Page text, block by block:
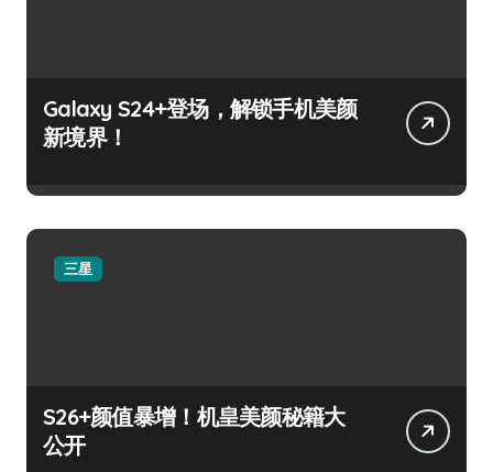
Galaxy S24+登场，解锁手机美颜
新境界！
三星
S26+颜值暴增！机皇美颜秘籍大
公开